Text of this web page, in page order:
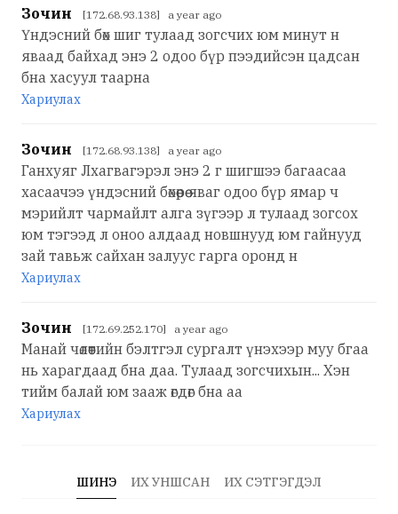
Зочин [172.68.93.138] a year ago
Үндэсний бөх шиг тулаад зогсчих юм минут н
яваад байхад энэ 2 одоо бүр пээдийсэн цадсан
бна хасуул таарна
Хариулах
Зочин [172.68.93.138] a year ago
Ганхуяг Лхагвагэрэл энэ 2 г шигшээ багаасаа
хасаачээ үндэсний бөхөөрөө яваг одоо бүр ямар ч
мэрийлт чармайлт алга зүгээр л тулаад зогсох
юм тэгээд л оноо алдаад новшнууд юм гайнууд
зай тавьж сайхан залуус гарга оронд н
Хариулах
Зочин [172.69.252.170] a year ago
Манай чөлөөтийн бэлтгэл сургалт үнэхээр муу бгаа
нь харагдаад бна даа. Тулаад зогсчихын... Хэн
тийм балай юм зааж өгдөг бна аа
Хариулах
ШИНЭ ИХ УНШСАН ИХ СЭТГЭГДЭЛ